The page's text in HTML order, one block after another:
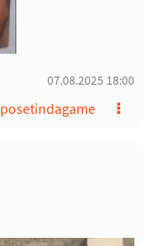
07.08.2025 18:00
posetindagame